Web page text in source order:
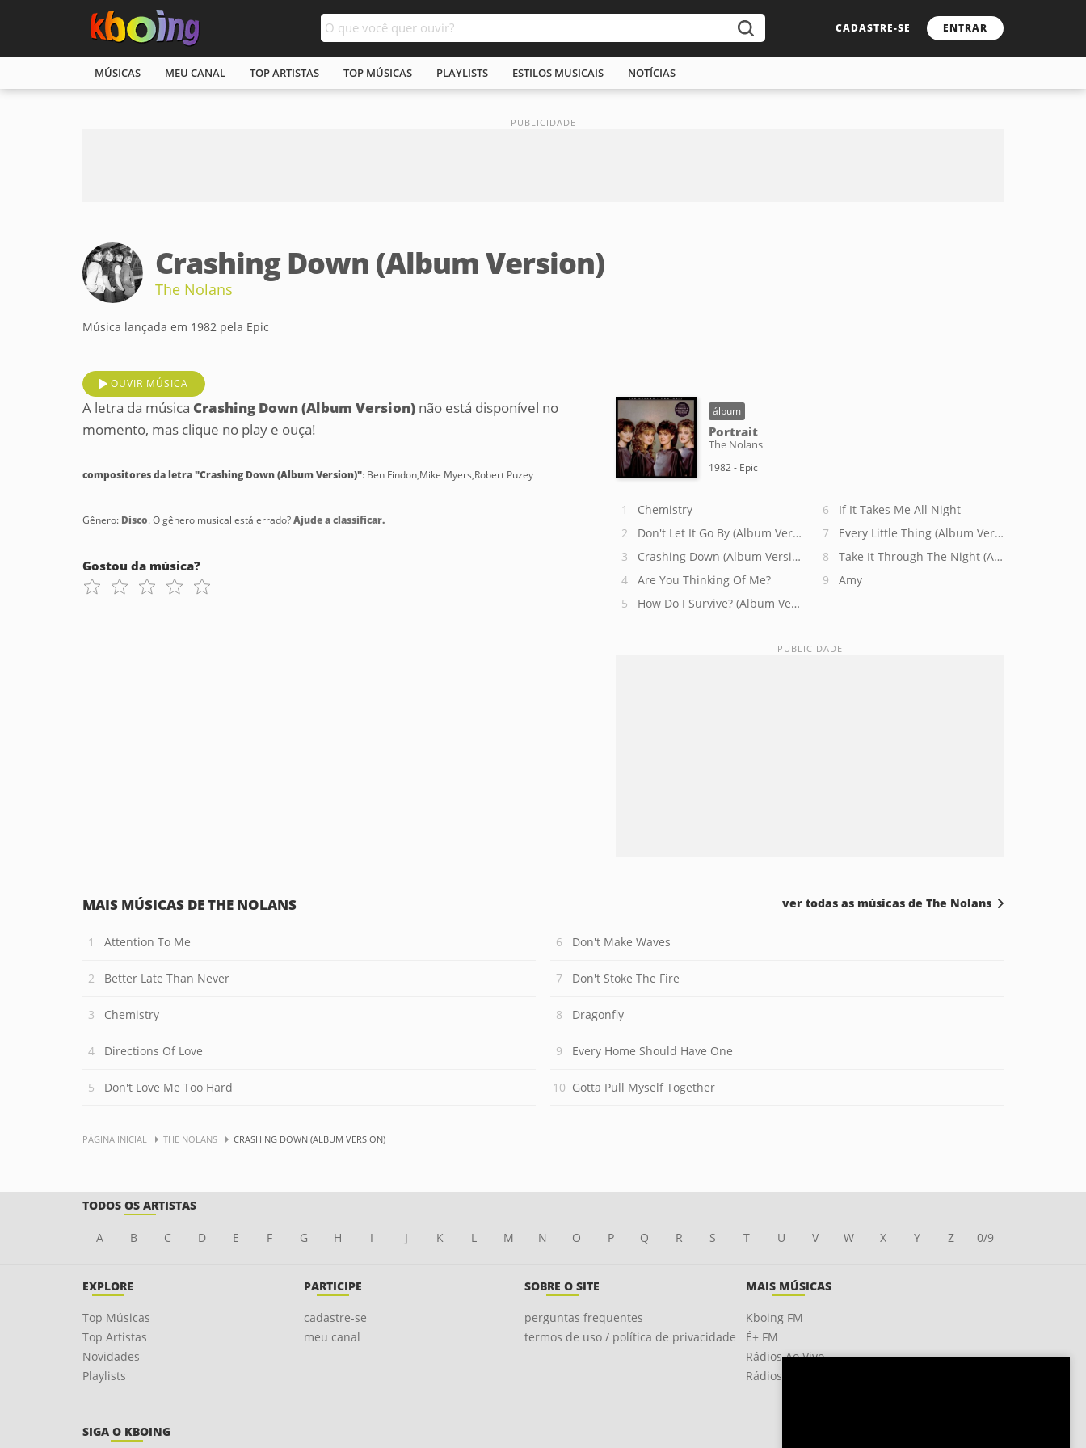
CADASTRE-SE ENTRAR
MÚSICAS MEU CANAL TOP ARTISTAS TOP MÚSICAS PLAYLISTS ESTILOS MUSICAIS NOTÍCIAS
Crashing Down (Album Version)
The Nolans
Música lançada em 1982 pela Epic
OUVIR MÚSICA
A letra da música Crashing Down (Album Version) não está disponível no
momento, mas clique no play e ouça!
compositores da letra "Crashing Down (Album Version)": Ben Findon,Mike Myers,Robert Puzey
Gênero: Disco. O gênero musical está errado?Ajude a classificar.
Gostou da música?
álbum
Portrait
The Nolans
1982 - Epic
Chemistry
Don't Let It Go By (Album Version)
Crashing Down (Album Version)
Are You Thinking Of Me?
How Do I Survive? (Album Version)
If It Takes Me All Night
Every Little Thing (Album Version)
Take It Through The Night (Album Version)
Amy
MAIS MÚSICAS DE THE NOLANS
Attention To Me
Better Late Than Never
Chemistry
Directions Of Love
Don't Love Me Too Hard
Don't Make Waves
Don't Stoke The Fire
Dragonfly
Every Home Should Have One
Gotta Pull Myself Together
ver todas as músicas de The Nolans
PÁGINA INICIAL THE NOLANS CRASHING DOWN (ALBUM VERSION)
TODOS OS ARTISTAS
A B C D E F G H I J K L M N O P Q R S T U V W X Y Z 0/9
EXPLORE
Top Músicas
Top Artistas
Novidades
Playlists
PARTICIPE
cadastre-se
meu canal
SOBRE O SITE
perguntas frequentes
termos de uso / política de privacidade
MAIS MÚSICAS
Kboing FM
É+ FM
Rádios Ao Vivo
Rádios OnLine
SIGA O KBOING